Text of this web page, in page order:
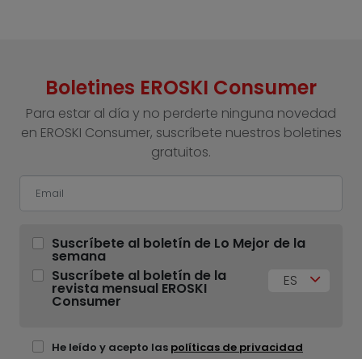
Boletines EROSKI Consumer
Para estar al día y no perderte ninguna novedad
en EROSKI Consumer, suscríbete nuestros boletines
gratuitos.
Suscríbete al boletín de Lo Mejor de la
semana
Suscríbete al boletín de la
revista mensual EROSKI
Consumer
ES
He leído y acepto las políticas de privacidad